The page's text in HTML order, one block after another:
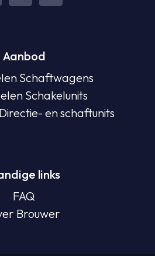
Aanbod
Schaftwagens
Schakelunits
en schaftunits
links
FAQ
Brouwer